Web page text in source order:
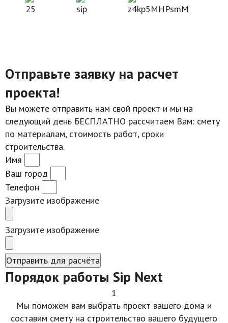
Отправьте заявку на расчет
проекта!
Вы можете отправить нам свой проект и мы на
следующий день БЕСПЛАТНО рассчитаем Вам: смету
по материалам, стоимость работ, сроки
строительства.
Имя
Ваш город
Телефон
Загрузите изображение
Загрузите изображение
Отправить для расчёта
Порядок работы Sip Next
1
Мы поможем вам выбрать проект вашего дома и
составим смету на строительство вашего будущего